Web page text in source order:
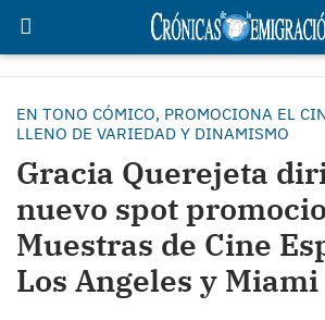
EN TONO CÓMICO, PROMOCIONA EL
LLENO DE VARIEDAD Y DINAMISMO
Gracia Querejeta
nuevo spot
Muestras de Cine
Los Angeles y Miami